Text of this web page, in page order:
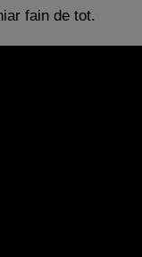
fain de tot.